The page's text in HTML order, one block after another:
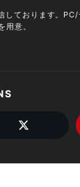
しております。
用意。